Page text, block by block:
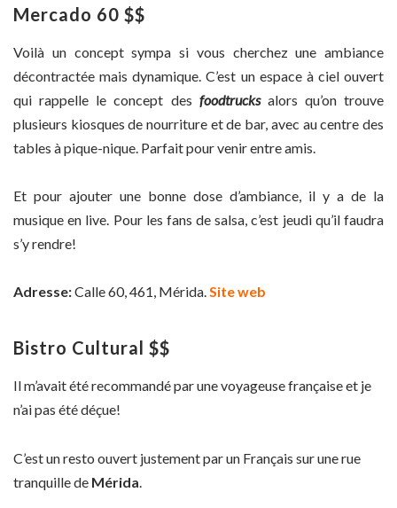
Mercado 60 $$
Voilà un concept sympa si vous cherchez une ambiance
décontractée mais dynamique. C’est un espace à ciel ouvert
qui rappelle le concept des foodtrucksalors qu’on trouve
plusieurs kiosques de nourriture et de bar, avec au centre des
tables à pique-nique. Parfait pour venir entre amis.
Et pour ajouter une bonne dose d’ambiance, il y a de la
musique en live. Pour les fans de salsa, c’est jeudi qu’il faudra
s’y rendre!
Adresse:Calle 60, 461, Mérida.Site web
Bistro Cultural $$
Il m’avait été recommandé par une voyageuse française et je
n’ai pas été déçue!
C’est un resto ouvert justement par un Français sur une rue
tranquille de Mérida